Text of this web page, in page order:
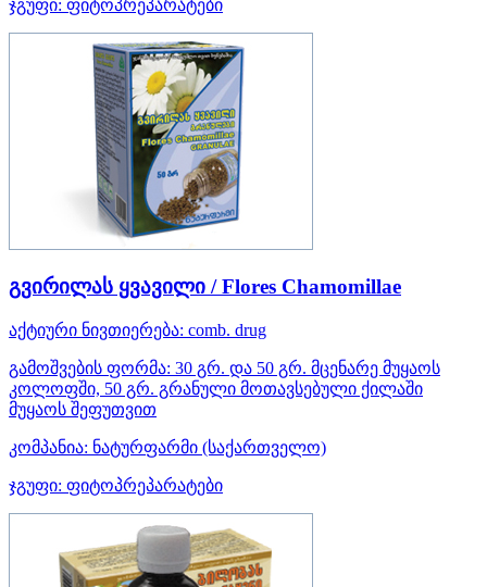
ჯგუფი: ფიტოპრეპარატები
გვირილას ყვავილი / Flores Chamomillae
აქტიური ნივთიერება: comb. drug
გამოშვების ფორმა: 30 გრ. და 50 გრ. მცენარე მუყაოს
კოლოფში, 50 გრ. გრანული მოთავსებული ქილაში
მუყაოს შეფუთვით
კომპანია: ნატურფარმი (საქართველო)
ჯგუფი: ფიტოპრეპარატები